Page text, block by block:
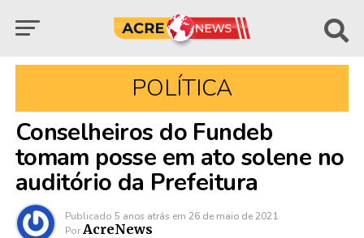
POLÍTICA
Conselheiros do Fundeb
tomam posse em ato solene no
auditório da Prefeitura
Publicado 5 anos atrás em 26 de maio de 2021
Por AcreNews